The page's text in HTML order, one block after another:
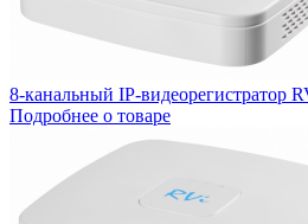
8-канальный IP-видеорегистратор
Подробнее о товаре